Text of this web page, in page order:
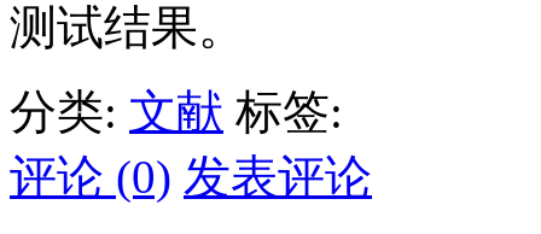
测试结果。
分类: 文献 标签:
评论 (0) 发表评论